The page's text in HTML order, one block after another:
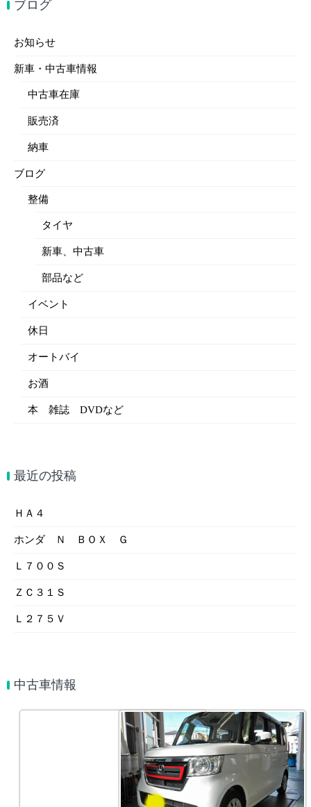
ブログ
お知らせ
新車・中古車情報
中古車在庫
販売済
納車
ブログ
整備
タイヤ
新車、中古車
部品など
イベント
休日
オートバイ
お酒
本 雑誌 DVDなど
最近の投稿
ＨＡ４
ホンダ Ｎ ＢＯＸ Ｇ
Ｌ７００Ｓ
ＺＣ３１Ｓ
Ｌ２７５Ｖ
中古車情報